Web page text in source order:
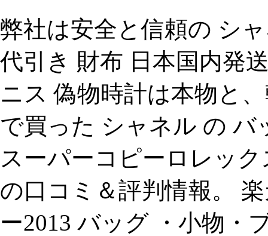
弊社は安全と信頼の シ
代引き 財布 日本国内発
ニス 偽物時計は本物と
で買った シャネル の
スーパーコピーロレック
の口コミ＆評判情報。
ー2013 バッグ ・小物・